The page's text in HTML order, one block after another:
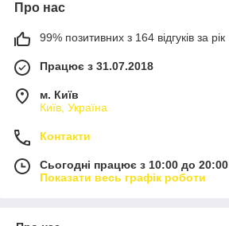
Про нас
99% позитивних з 164 відгуків за рік
Працює з 31.07.2018
м. Київ
Київ, Україна
Контакти
Сьогодні працює з 10:00 до 20:00
Показати весь графік роботи